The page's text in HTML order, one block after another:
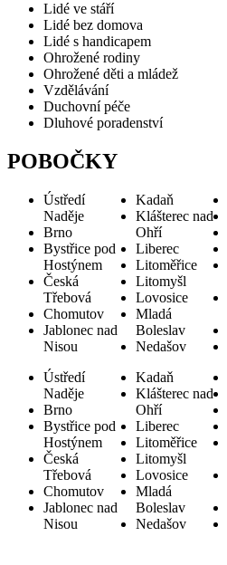
Lidé ve stáří
Lidé bez domova
Lidé s handicapem
Ohrožené rodiny
Ohrožené děti a mládež
Vzdělávání
Duchovní péče
Dluhové poradenství
POBOČKY
Ústředí
Naděje
Brno
Bystřice pod
Hostýnem
Česká
Třebová
Chomutov
Jablonec nad
Nisou
Kadaň
Klášterec nad
Ohří
Liberec
Litoměřice
Litomyšl
Lovosice
Mladá
Boleslav
Nedašov
Ústředí
Naděje
Brno
Bystřice pod
Hostýnem
Česká
Třebová
Chomutov
Jablonec nad
Nisou
Kadaň
Klášterec nad
Ohří
Liberec
Litoměřice
Litomyšl
Lovosice
Mladá
Boleslav
Nedašov